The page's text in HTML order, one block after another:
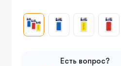
Есть вопрос?